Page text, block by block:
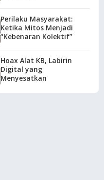
Perilaku Masyarakat:
Ketika Mitos Menjadi
“Kebenaran Kolektif”
Hoax Alat KB, Labirin
Digital yang
Menyesatkan